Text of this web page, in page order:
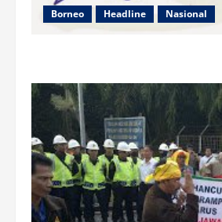
Borneo Headline Nasional